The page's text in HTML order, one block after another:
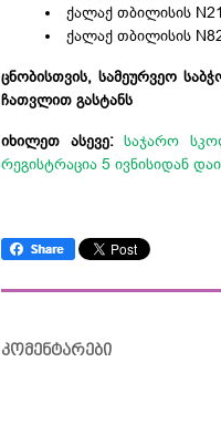
ქალაქ თბილისის
ქალაქ თბილისის
ცნობისთვის, სამეურვეო
ჩათვლით გასტანს
იხილეთ ასევე: საჯარო
რეგისტრაცია 5 ივნისიდან
კომენტარები